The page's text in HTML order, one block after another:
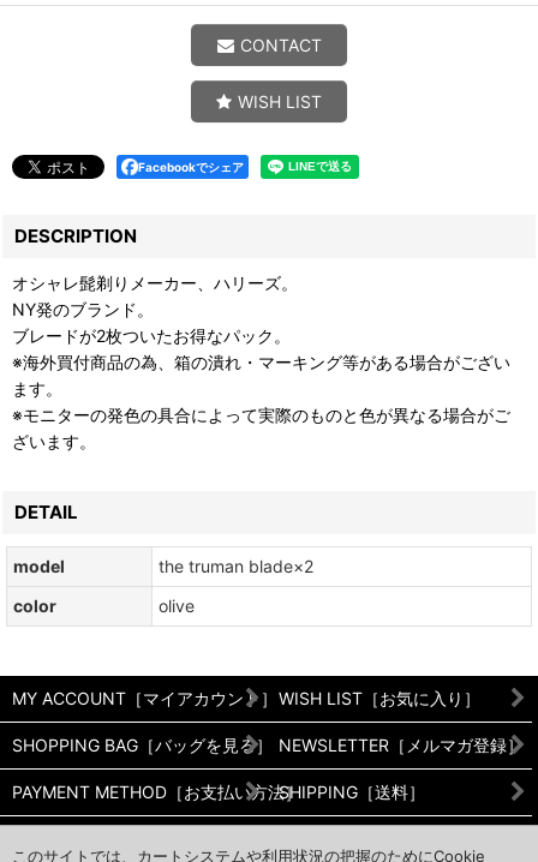
CONTACT
WISH LIST
Facebookでシェア
DESCRIPTION
オシャレ髭剃りメーカー、ハリーズ。
NY発のブランド。
ブレードが2枚ついたお得なパック。
※海外買付商品の為、箱の潰れ・マーキング等がある場合がござい
ます。
※モニターの発色の具合によって実際のものと色が異なる場合がご
ざいます。
DETAIL
model
the truman blade×2
color
olive
MY ACCOUNT［マイアカウント］ WISH LIST［お気に入り］
SHOPPING BAG［バッグを見る］ NEWSLETTER［メルマガ登録］
PAYMENT METHOD［お支払い方法］SHIPPING［送料］
このサイトでは、カートシステムや利用状況の把握のためにCookie